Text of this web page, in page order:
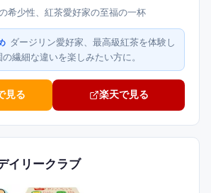
希少性、紅茶愛好家の至福の一杯
ダージリン愛好家、最高級紅茶を体験し
繊細な違いを楽しみたい方に。
見る 楽天で見る
イリークラブ